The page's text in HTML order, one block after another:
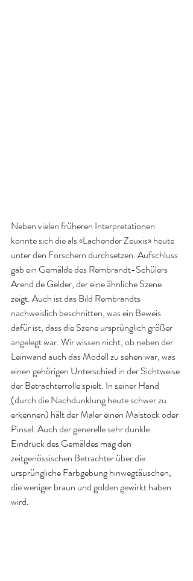
Neben vielen früheren Interpretationen
konnte sich die als «Lachender Zeuxis» heute
unter den Forschern durchsetzen. Aufschluss
gab ein Gemälde des Rembrandt-Schülers
Arend de Gelder, der eine ähnliche Szene
zeigt. Auch ist das Bild Rembrandts
nachweislich beschnitten, was ein Beweis
dafür ist, dass die Szene ursprünglich größer
angelegt war. Wir wissen nicht, ob neben der
Leinwand auch das Modell zu sehen war, was
einen gehörigen Unterschied in der Sichtweise
der Betrachterrolle spielt. In seiner Hand
(durch die Nachdunklung heute schwer zu
erkennen) hält der Maler einen Malstock oder
Pinsel. Auch der generelle sehr dunkle
Eindruck des Gemäldes mag den
zeitgenössischen Betrachter über die
ursprüngliche Farbgebung hinwegtäuschen,
die weniger braun und golden gewirkt haben
wird.